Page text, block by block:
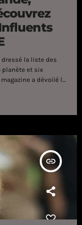
dressé la liste des
planète et six
a dévoilé la
de l'année
artistes triés sur le
insert_link